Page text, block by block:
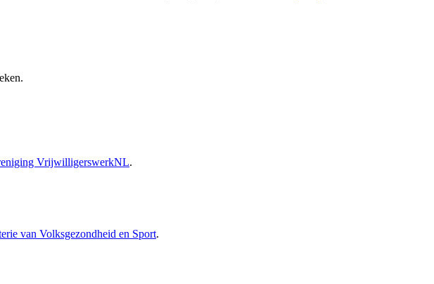
VrijwilligerswerkNL.
van Volksgezondheid en Sport.